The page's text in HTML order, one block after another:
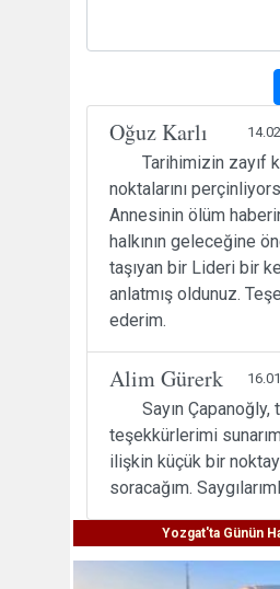
Oğuz Karlı
Tarihimizin zayıf
noktalarını
Annesinin ölüm
halkının geleceğine
taşıyan bir Lideri bir
anlatmış oldunuz.
ederim.
Alim Gürerk
Sayın Çapanoğly,
teşekkürlerimi
ilişkin küçük bir
soracağım.
Yozgat'ta Günün